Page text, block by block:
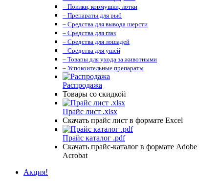
– Поилки, кормушки, лотки
– Препараты для рыб
– Средства для вывода шерсти
– Средства для глаз
– Средства для лошадей
– Средства для ушей
– Товары для ухода за животными
– Успокоительные препараты
Распродажа
Товары со скидкой
Прайс лист .xlsx
Скачать прайс лист в формате Excel
Прайс каталог .pdf
Скачать прайс-каталог в формате Adobe
Acrobat
Акция!